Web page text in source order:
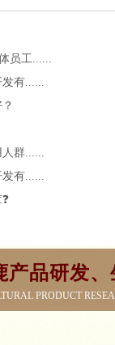
员工......
有......
群......
有......
产品研发
PRODUCT